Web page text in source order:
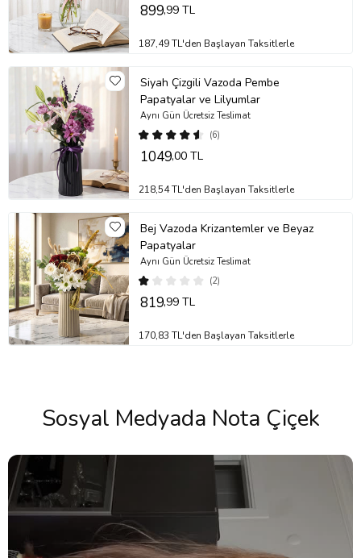
899,99 TL
187,49 TL'den Başlayan Taksitlerle
Siyah Çizgili Vazoda Pembe
Papatyalar ve Lilyumlar
(6)
Aynı Gün Ücretsiz Teslimat
1049,00 TL
218,54 TL'den Başlayan Taksitlerle
Bej Vazoda Krizantemler ve Beyaz
Papatyalar
(2)
Aynı Gün Ücretsiz Teslimat
819,99 TL
170,83 TL'den Başlayan Taksitlerle
Sosyal Medyada Nota Çiçek